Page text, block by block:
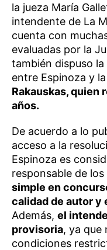
la jueza María
intendente de La
cuenta con
evaluadas por la
también dispuso
entre Espinoza y
Rakauskas, quien
años.
De acuerdo a lo
acceso a la
Espinoza es
responsable de
simple en
calidad de autor y
Además, el
provisoria, ya que
condiciones